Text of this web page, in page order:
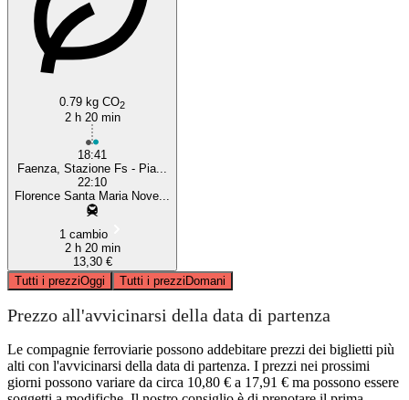
0.79 kg CO2
2 h 20 min
18:41
Faenza, Stazione Fs - Pia...
22:10
Florence Santa Maria Nove...
1 cambio
2 h 20 min
13,30 €
Tutti i prezziOggi Tutti i prezziDomani
Prezzo all'avvicinarsi della data di partenza
Le compagnie ferroviarie possono addebitare prezzi dei biglietti più
alti con l'avvicinarsi della data di partenza. I prezzi nei prossimi
giorni possono variare da circa 10,80 € a 17,91 € ma possono essere